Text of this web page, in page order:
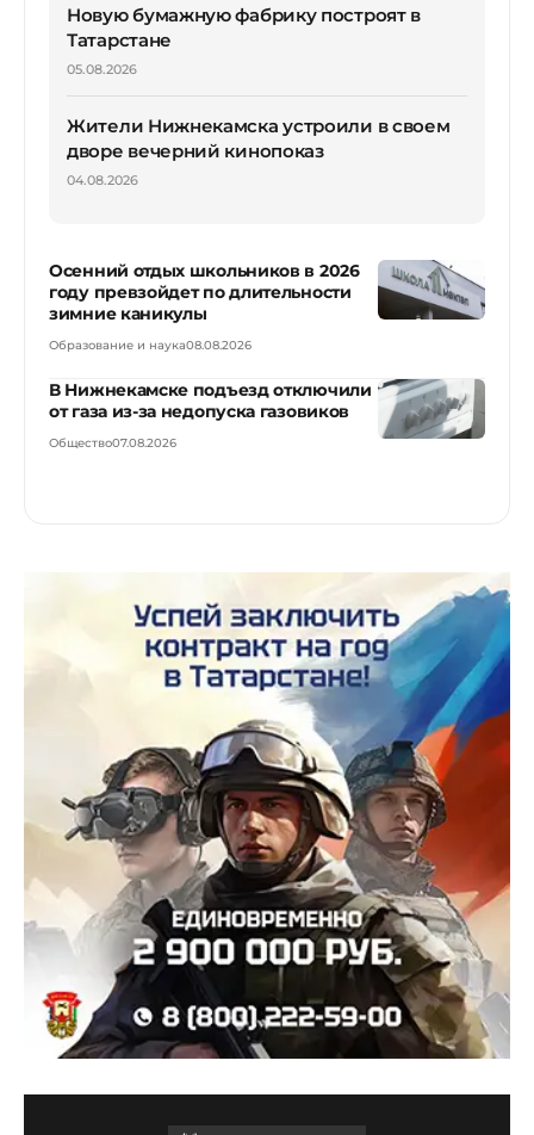
Новую бумажную фабрику построят в
Татарстане
05.08.2026
Жители Нижнекамска устроили в своем
дворе вечерний кинопоказ
04.08.2026
Осенний отдых школьников в 2026
году превзойдет по длительности
зимние каникулы
Образование и наука08.08.2026
В Нижнекамске подъезд отключили
от газа из-за недопуска газовиков
Общество07.08.2026